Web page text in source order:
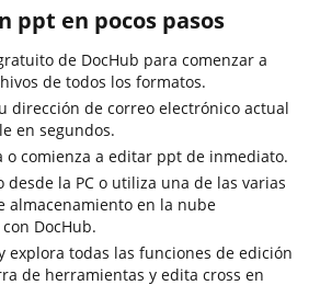
ppt en pocos pasos
de DocHub para comenzar a
de todos los formatos.
dirección de correo electrónico actual
en segundos.
o comienza a editar ppt de inmediato.
desde la PC o utiliza una de las varias
almacenamiento en la nube
DocHub.
explora todas las funciones de edición
de herramientas y edita cross en